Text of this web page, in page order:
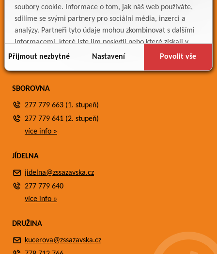
soubory cookie. Informace o tom, jak náš web používáte,
sdílíme se svými partnery pro sociální média, inzerci a
analýzy. Partneři tyto údaje mohou zkombinovat s dalšími
informacemi, které jste jim poskytli nebo které získali v
důsledku toho, že používáte jejich služby.
Přijmout nezbytné Nastavení Povolit vše
Bakaláři
Jídelníček
Meteostanice
SBOROVNA
277 779 663 (1. stupeň)
277 779 641 (2. stupeň)
více info »
JÍDELNA
jidelna@zssazavska.cz
277 779 640
více info »
DRUŽINA
kucerova@zssazavska.cz